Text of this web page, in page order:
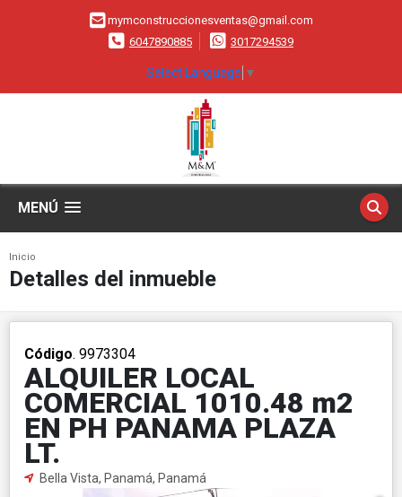
mymconstruccionesventas@gmail.com
6047890885
3017294539
Select Language ▼
MENÚ
Inicio
Detalles del inmueble
Código. 9973304
ALQUILER LOCAL
COMERCIAL 1010.48 m2
EN PH PANAMA PLAZA
LT.
Bella Vista, Panamá, Panamá